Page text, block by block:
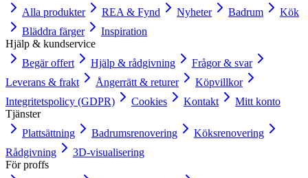
Alla produkter
REA & Fynd Nyheter Badrum
Kök
Bläddra färger
Inspiration
Hjälp & kundservice
Begär offert
Hjälp & rådgivning
Frågor & svar
Leverans & frakt
Ångerrätt & returer
Köpvillkor
Integritetspolicy (GDPR)
Cookies Kontakt
Mitt konto
Tjänster
Plattsättning
Badrumsrenovering
Köksrenovering
Rådgivning
3D-visualisering
För proffs